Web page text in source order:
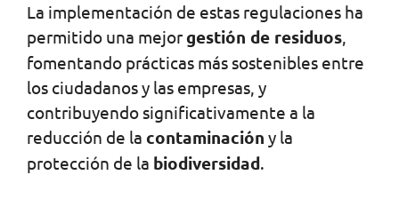
La implementación de estas regulaciones ha
permitido una mejorgestión de residuos,
fomentando prácticas más sostenibles entre
los ciudadanos y las empresas, y
contribuyendo significativamente a la
reducción de la contaminación y la
protección de la biodiversidad.